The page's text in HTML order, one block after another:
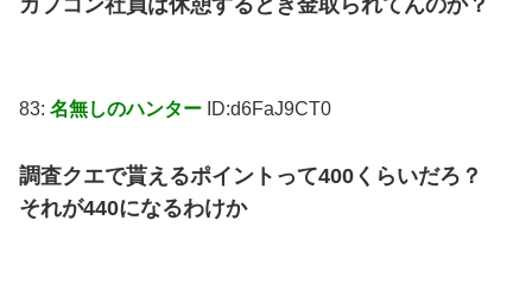
カプコン社員は休憩するとき金取られてんのか？
83: 名無しのハンター ID:d6FaJ9CT0
調査クエで貰えるポイントって400くらいだろ？
それが440になるわけか